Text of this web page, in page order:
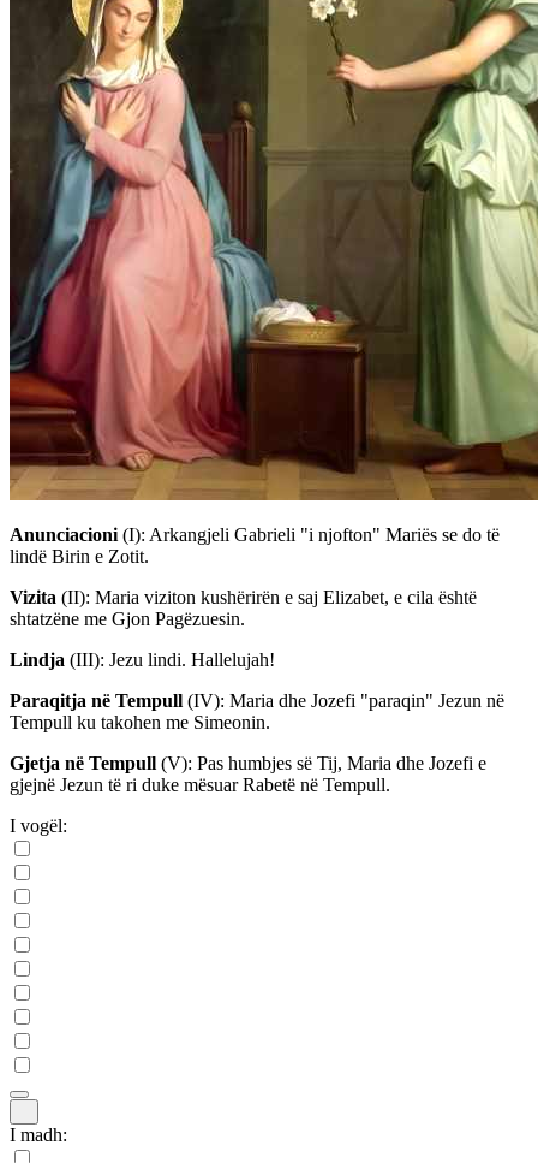
Anunciacioni (I): Arkangjeli Gabrieli "i njofton" Mariës se do të
lindë Birin e Zotit.
Vizita (II): Maria viziton kushërirën e saj Elizabet, e cila është
shtatzëne me Gjon Pagëzuesin.
Lindja (III): Jezu lindi. Hallelujah!
Paraqitja në Tempull (IV): Maria dhe Jozefi "paraqin" Jezun në
Tempull ku takohen me Simeonin.
Gjetja në Tempull (V): Pas humbjes së Tij, Maria dhe Jozefi e
gjejnë Jezun të ri duke mësuar Rabetë në Tempull.
I vogël:
I madh: